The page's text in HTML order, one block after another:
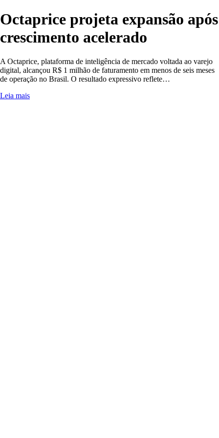
Octaprice projeta expansão após
crescimento acelerado
A Octaprice, plataforma de inteligência de mercado voltada ao varejo
digital, alcançou R$ 1 milhão de faturamento em menos de seis meses
de operação no Brasil. O resultado expressivo reflete…
Leia mais